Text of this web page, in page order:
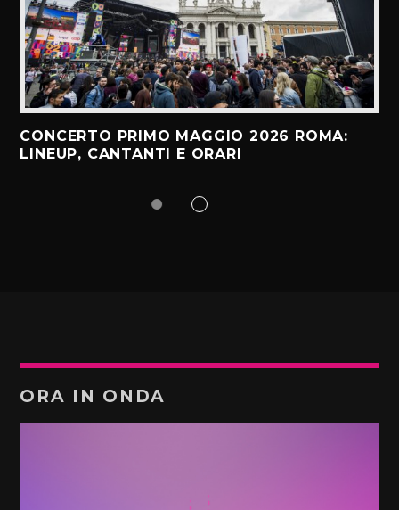
CONCERTO PRIMO MAGGIO 2026 ROMA:
LINEUP, CANTANTI E ORARI
ORA IN ONDA